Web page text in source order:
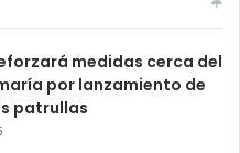
medidas cerca del
por lanzamiento de
patrullas